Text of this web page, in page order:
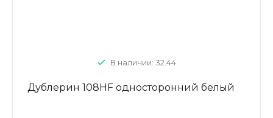
В наличии: 32.44
Дублерин 108HF односторонний белый